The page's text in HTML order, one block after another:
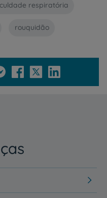
respiratória
rouquidão